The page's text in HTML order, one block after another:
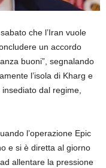
che l’Iran vuole
un accordo
buoni”, segnalando
l’isola di Kharg e
dal regime,
l’operazione Epic
e si è diretta al giorno
allentare la pressione